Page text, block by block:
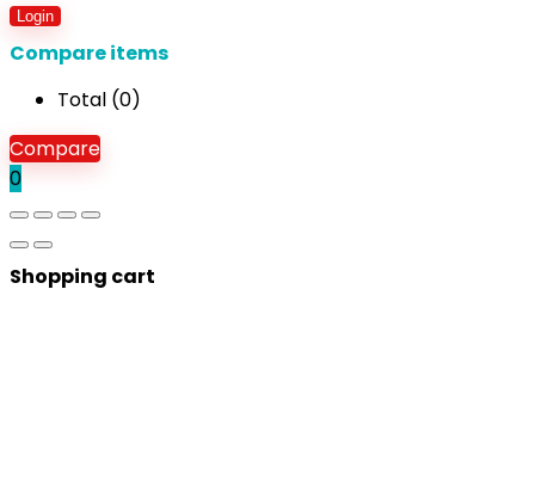
Login
Compare items
Total (0)
Compare
0
Shopping cart